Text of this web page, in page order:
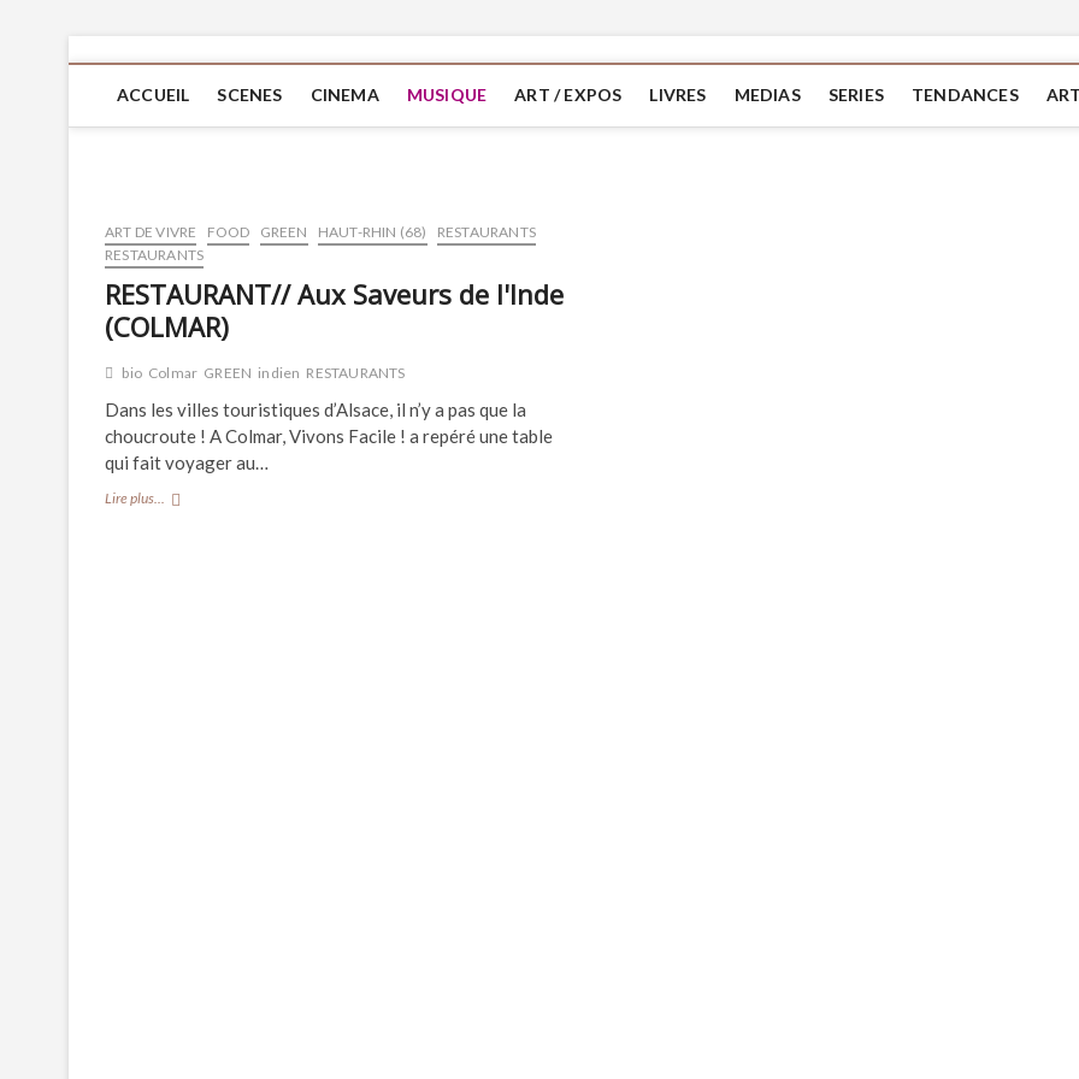
ACCUEIL SCENES CINEMA MUSIQUE ART / EXPOS LIVRES MEDIAS SERIES TENDANCES
ART DE VIVRE FOOD GREEN HAUT-RHIN (68)
RESTAURANTS
RESTAURANTS
RESTAURANT// Aux Saveurs de l'Inde
(COLMAR)
bio Colmar GREEN indien RESTAURANTS
Dans les villes touristiques d’Alsace, il n’y a pas que la
choucroute ! A Colmar, Vivons Facile ! a repéré une table
qui fait voyager au…
Lire plus... RESTAURANT//